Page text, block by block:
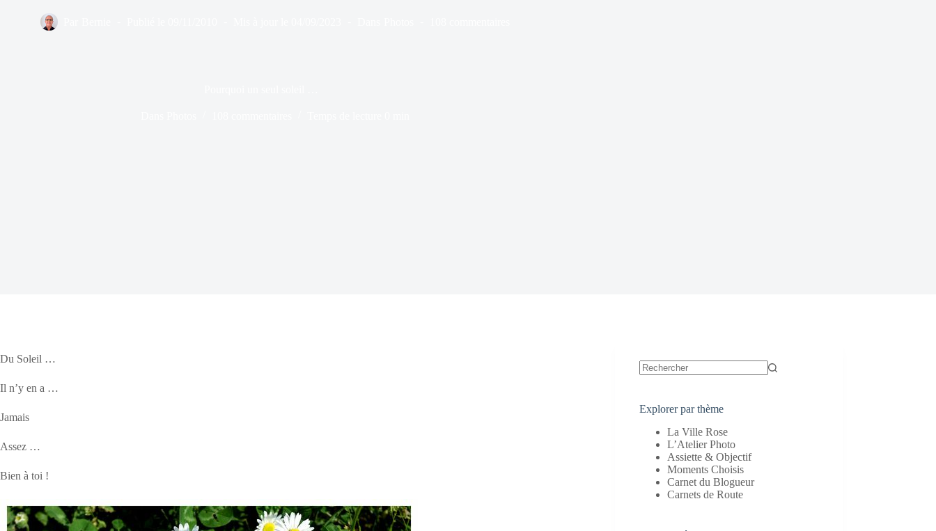
Du Soleil …
Il n’y en a …
Jamais
Assez …
Bien à toi !
Explorer par thème
La Ville Rose
L’Atelier Photo
Assiette & Objectif
Moments Choisis
Carnet du Blogueur
Carnets de Route